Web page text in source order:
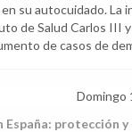
su autocuidado. La
de Salud Carlos III
de casos de
Domingo
España: protección y